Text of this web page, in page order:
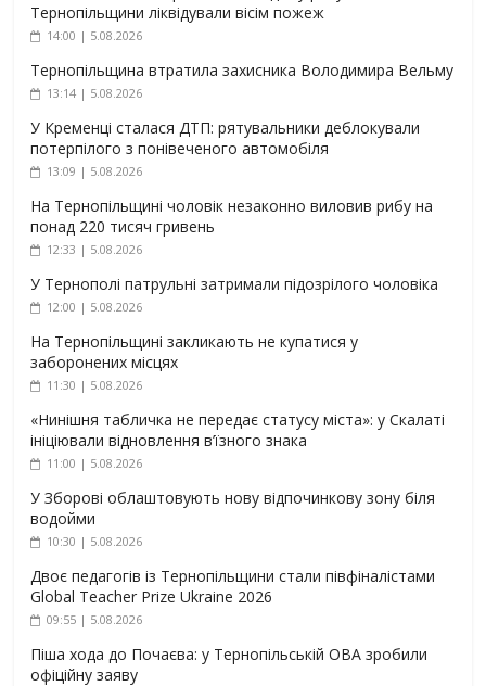
Тернопільщини ліквідували вісім пожеж
14:00 | 5.08.2026
Тернопільщина втратила захисника Володимира Вельму
13:14 | 5.08.2026
У Кременці сталася ДТП: рятувальники деблокували
потерпілого з понівеченого автомобіля
13:09 | 5.08.2026
На Тернопільщині чоловік незаконно виловив рибу на
понад 220 тисяч гривень
12:33 | 5.08.2026
У Тернополі патрульні затримали підозрілого чоловіка
12:00 | 5.08.2026
На Тернопільщині закликають не купатися у
заборонених місцях
11:30 | 5.08.2026
«Нинішня табличка не передає статусу міста»: у Скалаті
ініціювали відновлення в’їзного знака
11:00 | 5.08.2026
У Зборові облаштовують нову відпочинкову зону біля
водойми
10:30 | 5.08.2026
Двоє педагогів із Тернопільщини стали півфіналістами
Global Teacher Prize Ukraine 2026
09:55 | 5.08.2026
Піша хода до Почаєва: у Тернопільській ОВА зробили
офіційну заяву